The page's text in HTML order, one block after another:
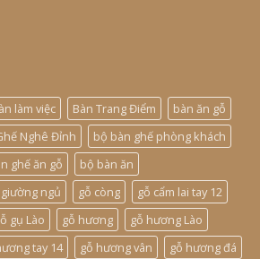
làm việc Bàn Trang Điểm
bàn ăn gỗ
Nghê Đỉnh
bộ bàn ghế phòng khách
ghế ăn gỗ
bộ bàn ăn
giường ngủ gỗ còng
gỗ cẩm lai tay 12
gụ Lào gỗ hương
gỗ hương Lào
tay 14 gỗ hương vân
gỗ hương đá